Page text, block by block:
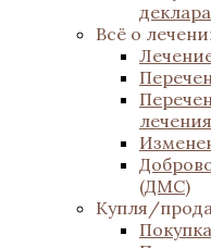
Всё о
лечения
(ДМС)
Купля/